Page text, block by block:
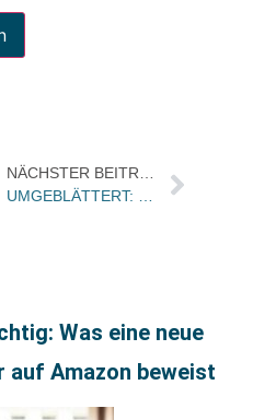
Was eine neue
auf Amazon beweist